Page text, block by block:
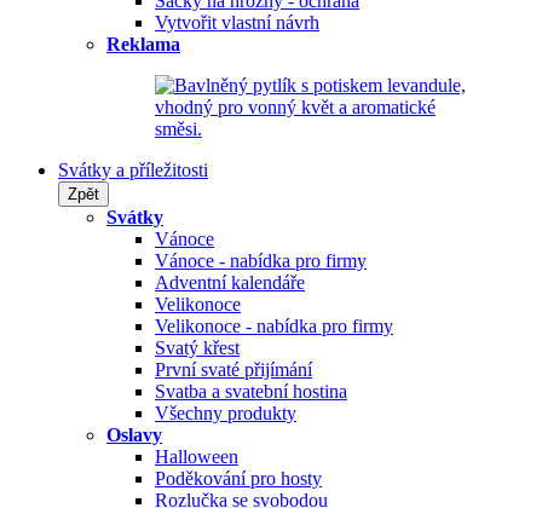
Vytvořit vlastní návrh
Reklama
Svátky a příležitosti
Zpět
Svátky
Vánoce
Vánoce - nabídka pro firmy
Adventní kalendáře
Velikonoce
Velikonoce - nabídka pro firmy
Svatý křest
První svaté přijímání
Svatba a svatební hostina
Všechny produkty
Oslavy
Halloween
Poděkování pro hosty
Rozlučka se svobodou